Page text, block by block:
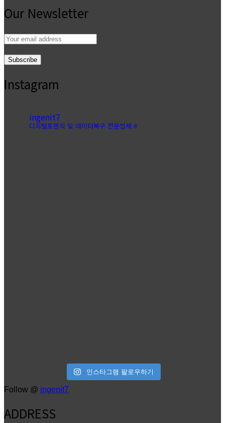
Our Newsletter
Email
address:
Instagram
ingenit7
디지털포렌식 및 데이터복구 전문업체 #
인스타그램 팔로우하기
Follow @ ingenit7
ADDRESS